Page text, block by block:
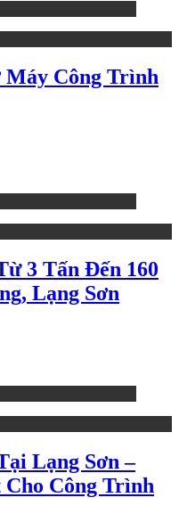
Máy Công Trình
3 Tấn Đến 160
Lạng Sơn
Lạng Sơn –
Công Trình